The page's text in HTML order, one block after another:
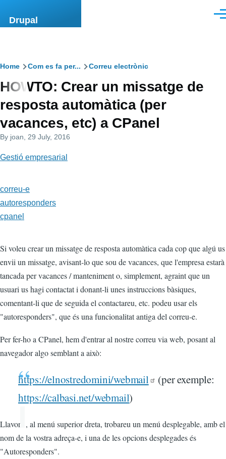
Drupal
Breadcrumb
Home Com es fa per... Correu electrònic
HOWTO: Crear un missatge de
resposta automàtica (per
vacances, etc) a CPanel
By joan , 29 July, 2016
Gestió empresarial
correu-e
autoresponders
cpanel
Si voleu crear un missatge de resposta automàtica cada cop que algú us
envii un missatge, avisant-lo que sou de vacances, que l'empresa estarà
tancada per vacances / manteniment o, simplement, agraint que un
usuari us hagi contactat i donant-li unes instruccions bàsiques,
comentant-li que de seguida el contactareu, etc. podeu usar els
"autoresponders", que és una funcionalitat antiga del correu-e.
Per fer-ho a CPanel, hem d'entrar al nostre correu via web, posant al
navegador algo semblant a això:
https://elnostredomini/webmail
(per exemple:
https://calbasi.net/webmail)
Llavors , al menú superior dreta, trobareu un menú desplegable, amb el
nom de la vostra adreça-e, i una de les opcions desplegades és
"Autoresponders".